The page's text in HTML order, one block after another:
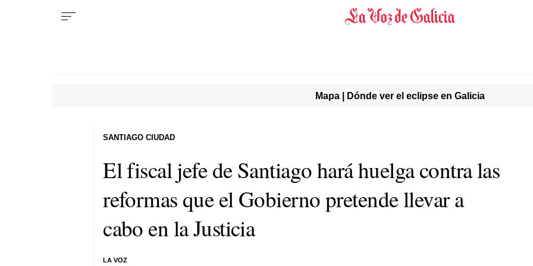
Mapa | Dónde ver el eclipse en Galicia
El fiscal jefe de Santiago hará huelga contra las
reformas que el Gobierno pretende llevar a
cabo en la Justicia
LA VOZ
SANTIAGO CIUDAD